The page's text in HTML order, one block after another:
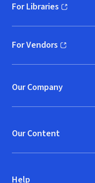
For Libraries
(opens in new window)
For Vendors
(opens in new window)
Our Company
Our Content
Help